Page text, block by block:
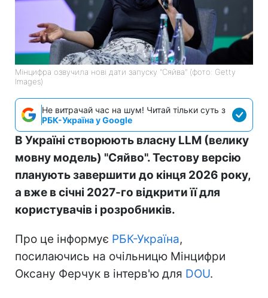
Мінцифра озвучила нові дати запуску "Сяйва" (фото: Getty
Images)
Не витрачай час на шум! Читай тільки суть з
РБК-Україна у Google
В Україні створюють власну LLM (велику
мовну модель) "Сяйво". Тестову версію
планують завершити до кінця 2026 року,
а вже в січні 2027-го відкрити її для
користувачів і розробників.
Про це інформує РБК-Україна,
посилаючись на очільницю Мінцифри
Оксану Ферчук в інтерв'ю для DOU.